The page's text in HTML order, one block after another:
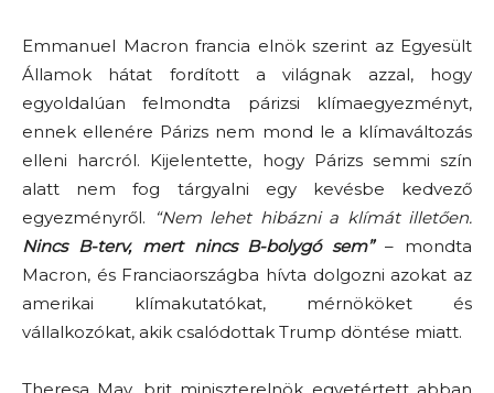
Emmanuel Macron francia elnök szerint az Egyesült
Államok hátat fordított a világnak azzal, hogy
egyoldalúan felmondta párizsi klímaegyezményt,
ennek ellenére Párizs nem mond le a klímaváltozás
elleni harcról. Kijelentette, hogy Párizs semmi szín
alatt nem fog tárgyalni egy kevésbe kedvező
egyezményről.
“Nem lehet hibázni a klímát illetően.
Nincs B-terv, mert nincs B-bolygó sem”– mondta
Macron, és Franciaországba hívta dolgozni azokat az
amerikai klímakutatókat, mérnököket és
vállalkozókat, akik csalódottak Trump döntése miatt.